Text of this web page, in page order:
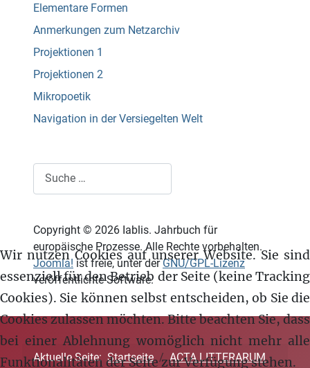
Elementare Formen
Anmerkungen zum Netzarchiv
Projektionen 1
Projektionen 2
Mikropoetik
Navigation in der Versiegelten Welt
Copyright © 2026 Iablis. Jahrbuch für
europäische Prozesse. Alle Rechte vorbehalten.
Joomla! ist freie, unter derGNU/GPL-Lizenz
veröffentlichte Software.
Aktuelle Seite: Startseite
ACTA LITTERARUM
Wir nutzen Cookies auf unserer Website. Sie sind
essenziell für den Betrieb der Seite (keine Tracking
Cookies). Sie können selbst entscheiden, ob Sie die
Cookies zulassen möchten. Bitte beachten Sie, dass
bei einer Ablehnung womöglich nicht mehr alle
Funktionalitäten der Seite zur Verfügung stehen.